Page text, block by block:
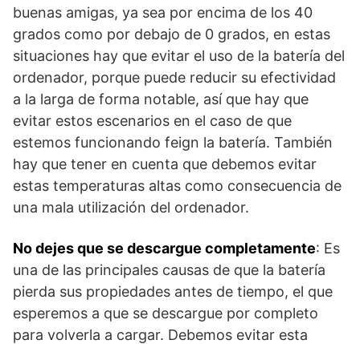
buenas amigas, ya sea por encima de los 40
grados como por debajo de 0 grados, en estas
situaciones hay que evitar el uso de la batería del
ordenador, porque puede reducir su efectividad
a la larga de forma notable, así que hay que
evitar estos escenarios en el caso de que
estemos funcionando feign la batería. También
hay que tener en cuenta que debemos evitar
estas temperaturas altas como consecuencia de
una mala utilización del ordenador.
No dejes que se descargue completamente: Es
una de las principales causas de que la batería
pierda sus propiedades antes de tiempo, el que
esperemos a que se descargue por completo
para volverla a cargar. Debemos evitar esta